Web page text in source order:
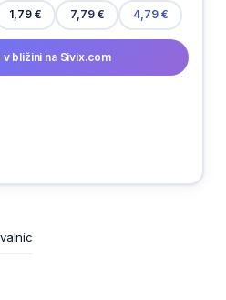
1,79 € 7,79 € 4,79 €
bližini na Sivix.com